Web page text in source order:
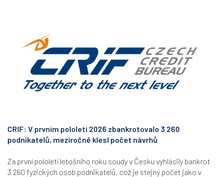
CRIF: V prvním pololetí 2026 zbankrotovalo 3 260
podnikatelů, meziročně klesl počet návrhů
Za první pololetí letošního roku soudy v Česku vyhlásily bankrot
3 260 fyzických osob podnikatelů, což je stejný počet jako v